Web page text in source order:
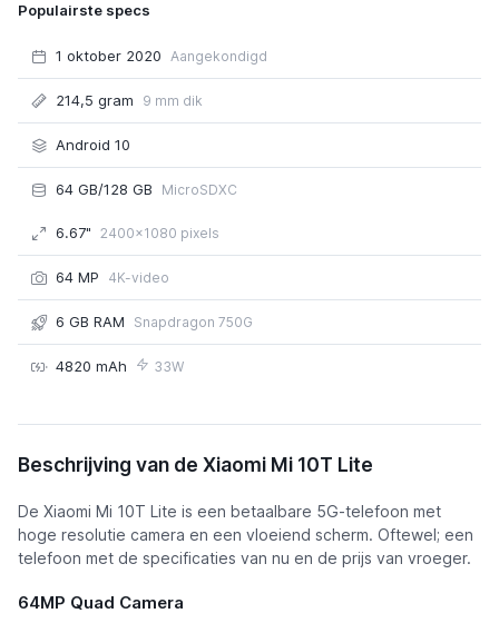
Populairste specs
1 oktober 2020 Aangekondigd
214,5 gram 9 mm dik
Android 10
64 GB/128 GB MicroSDXC
6.67" 2400x1080 pixels
64 MP 4K-video
6 GB RAM Snapdragon 750G
4820 mAh 33W
Xiaomi Mi 10T Lite
Beschrijving van de Xiaomi Mi 10T Lite
De Xiaomi Mi 10T Lite is een betaalbare 5G-telefoon met
hoge resolutie camera en een vloeiend scherm. Oftewel; een
telefoon met de specificaties van nu en de prijs van vroeger.
64MP Quad Camera